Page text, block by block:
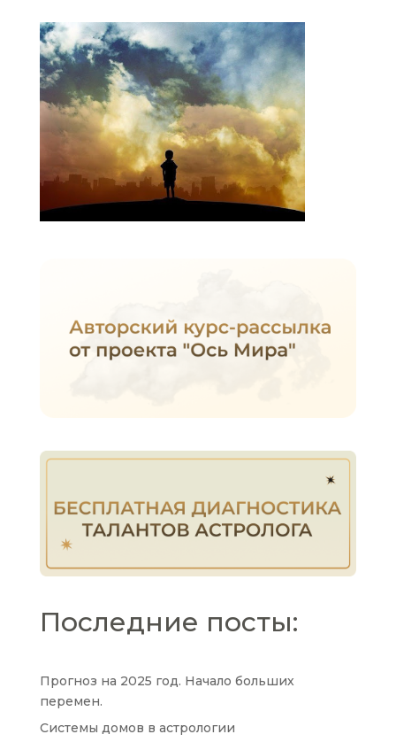
Последние посты:
Прогноз на 2025 год. Начало больших
перемен.
Системы домов в астрологии